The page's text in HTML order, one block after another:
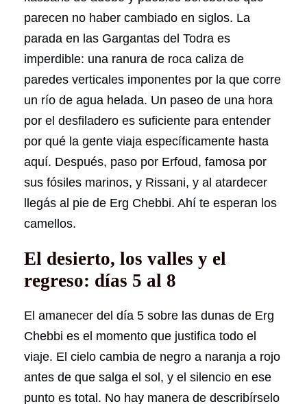
parecen no haber cambiado en siglos. La
parada en las Gargantas del Todra es
imperdible: una ranura de roca caliza de
paredes verticales imponentes por la que corre
un río de agua helada. Un paseo de una hora
por el desfiladero es suficiente para entender
por qué la gente viaja específicamente hasta
aquí. Después, paso por Erfoud, famosa por
sus fósiles marinos, y Rissani, y al atardecer
llegás al pie de Erg Chebbi. Ahí te esperan los
camellos.
El desierto, los valles y el
regreso: días 5 al 8
El amanecer del día 5 sobre las dunas de Erg
Chebbi es el momento que justifica todo el
viaje. El cielo cambia de negro a naranja a rojo
antes de que salga el sol, y el silencio en ese
punto es total. No hay manera de describírselo